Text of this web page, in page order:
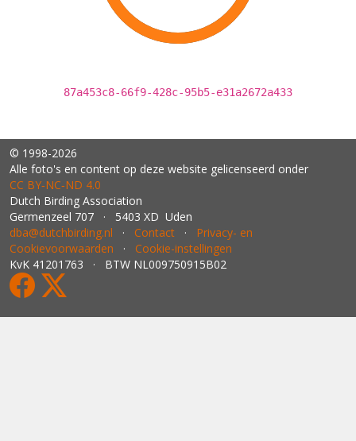
87a453c8-66f9-428c-95b5-e31a2672a433
© 1998-2026
Alle foto's en content op deze website gelicenseerd onder
CC BY‑NC‑ND 4.0
Dutch Birding Association
Germenzeel 707 · 5403 XD Uden
dba@dutchbirding.nl · Contact · Privacy- en
Cookievoorwaarden · Cookie-instellingen
KvK 41201763 · BTW NL009750915B02